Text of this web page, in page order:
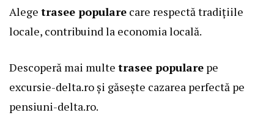
Alege trasee populare care respectă tradițiile
locale, contribuind la economia locală.
Descoperă mai multe trasee populare pe
excursie-delta.ro și găsește cazarea perfectă pe
pensiuni-delta.ro.